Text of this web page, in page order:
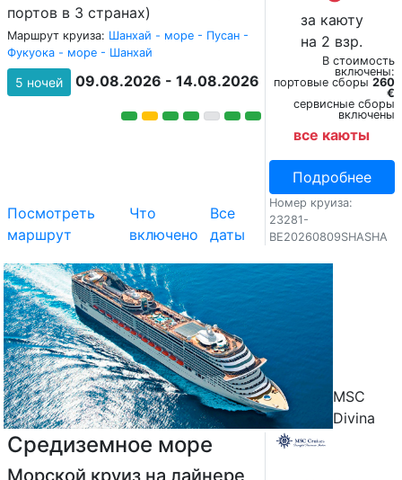
портов в 3 странах)
Маршрут круиза: Шанхай - море - Пусан -
Фукуока - море - Шанхай
5 ночей 09.08.2026 - 14.08.2026
Посмотреть
маршрут
Что
включено
Все
даты
за каюту
на 2 взр.
В стоимость
включены:
портовые сборы 260
€
сервисные сборы
включены
все каюты
Подробнее
Номер круиза:
23281-
BE20260809SHASHA
MSC
Divina
Средиземное море
Морской круиз на лайнере